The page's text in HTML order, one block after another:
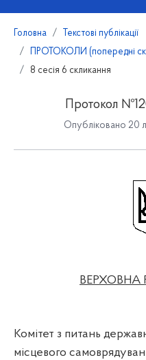
Головна
Текстові публікації
ПРОТОКОЛИ (попередні
8 сесія 6 скликання
Протокол
Опубліковано 20
ВЕРХОВНА
Комітет з питань
місцевого